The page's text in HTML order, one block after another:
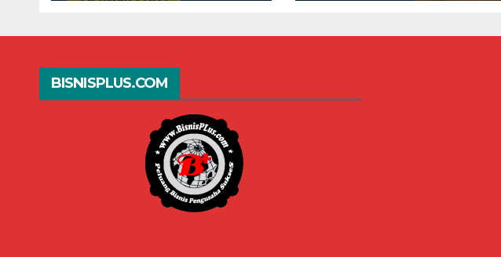
Keuntungannya
DramaBox
BISNISPLUS.COM